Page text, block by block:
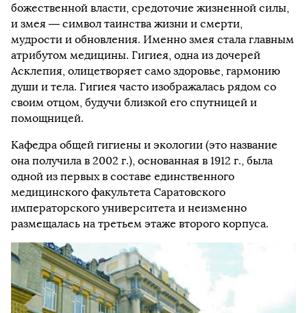
божественной власти, средоточие жизненной силы,
и змея — символ таинства жизни и смерти,
мудрости и обновления. Именно змея стала главным
атрибутом медицины. Гигиея, одна из дочерей
Асклепия, олицетворяет само здоровье, гармонию
души и тела. Гигиея часто изображалась рядом со
своим отцом, будучи близкой его спутницей и
помощницей.
Кафедра общей гигиены и экологии (это название
она получила в 2002 г.), основанная в 1912 г., была
одной из первых в составе единственного
медицинского факультета Саратовского
императорского университета и неизменно
размещалась на третьем этаже второго корпуса.